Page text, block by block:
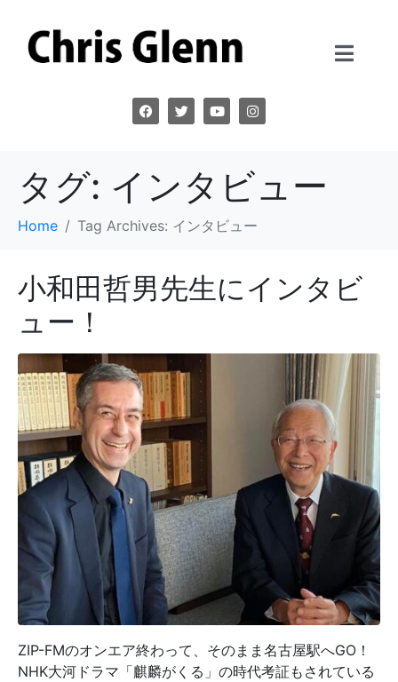
タグ: インタビュー
Home Tag Archives: インタビュー
小和田哲男先生にインタビ
ュー！
ZIP-FMのオンエア終わって、そのまま名古屋駅へGO！
NHK大河ドラマ「麒麟がくる」の時代考証もされている